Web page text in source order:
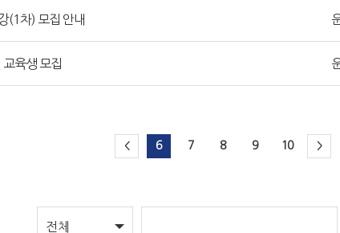
(1차) 모집 안내
육생 모집
< 6 7 8 9 10 >